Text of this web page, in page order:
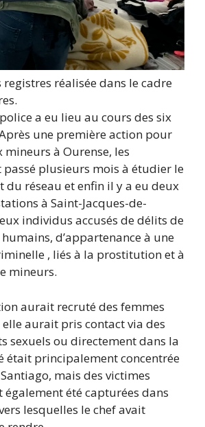
registres réalisée dans le cadre
a eu lieu au cours des six
une première action pour
à Ourense, les
plusieurs mois à étudier le
du réseau et enfin il y a eu deux
à Saint-Jacques-de-
individus accusés de délits de
d’appartenance à une
, liés à la prostitution et à
mineurs.
aurait recruté des femmes
elle aurait pris contact via des
sexuels ou directement dans la
était principalement concentrée
mais des victimes
été capturées dans
lesquelles le chef avait